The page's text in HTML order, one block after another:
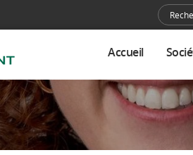
Accueil